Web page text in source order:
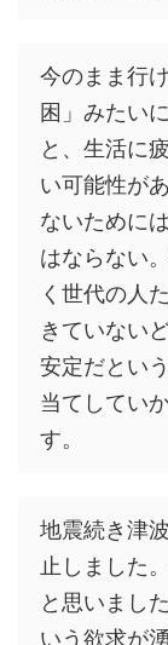
今のまま行
困」みたい
と、生活に
い可能性が
ないために
はならない
く世代の人
きていない
安定だとい
当てしてい
す。
地震続き津
止しました
と思いまし
いう欲求が